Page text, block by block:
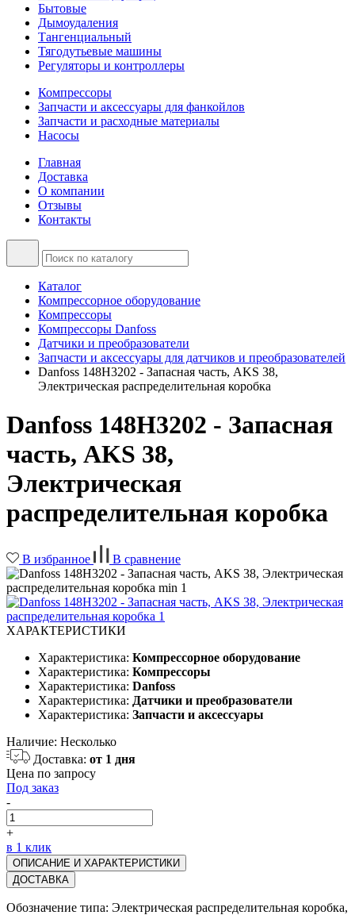
Бытовые
Дымоудаления
Тангенциальный
Тягодутьевые машины
Регуляторы и контроллеры
Компрессоры
Запчасти и аксессуары для фанкойлов
Запчасти и расходные материалы
Насосы
Главная
Доставка
О компании
Отзывы
Контакты
Каталог
Компрессорное оборудование
Компрессоры
Компрессоры Danfoss
Датчики и преобразователи
Запчасти и аксессуары для датчиков и преобразователей
Danfoss 148H3202 - Запасная часть, AKS 38,
Электрическая распределительная коробка
Danfoss 148H3202 - Запасная
часть, AKS 38,
Электрическая
распределительная коробка
В избранное В сравнение
ХАРАКТЕРИСТИКИ
Характеристика: Компрессорное оборудование
Характеристика: Компрессоры
Характеристика: Danfoss
Характеристика: Датчики и преобразователи
Характеристика: Запчасти и аксессуары
Наличие: Несколько
Доставка: от 1 дня
Цена по запросу
Под заказ
-
+
в 1 клик
ОПИСАНИЕ И ХАРАКТЕРИСТИКИ
ДОСТАВКА
Обозначение типа: Электрическая распределительная коробка,